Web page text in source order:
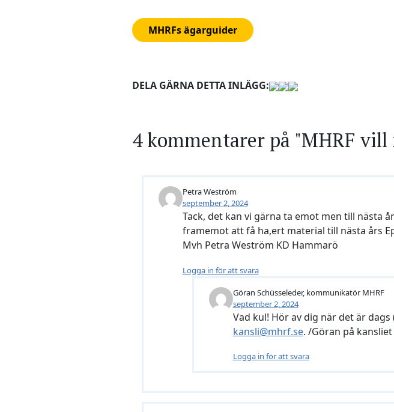
MHRFs ägarguider
DELA GÄRNA DETTA INLÄGG:
4 kommentarer på "MHRF
Petra Weström
september 2, 2024
Tack, det kan vi gärna ta emot men till nästa
framemot att få ha,ert material till nästa års
Mvh Petra Weström KD Hammarö
Logga in för att svara
Göran Schüsseleder, kommunikatör MHRF
september 2, 2024
Vad kul! Hör av dig när det är
kansli@mhrf.se. /Göran på kansliet
Logga in för att svara